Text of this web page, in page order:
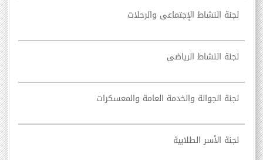
لجنة النشاط الإجتماعى والرحلات
لجنة النشاط الرياضى
لجنة الجوالة والخدمة العامة والمعسكرات
لجنة الأسر الطلابية